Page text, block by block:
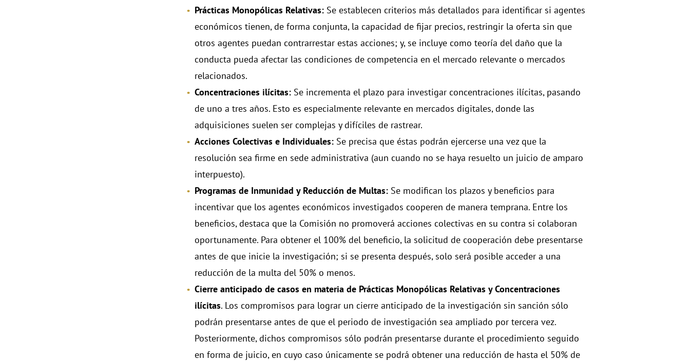
Prácticas Monopólicas Relativas:Se establecen criterios más detallados para identificar si agentes
económicos tienen, de forma conjunta, la capacidad de fijar precios, restringir la oferta sin que
otros agentes puedan contrarrestar estas acciones; y, se incluye como teoría del daño que la
conducta pueda afectar las condiciones de competencia en el mercado relevante o mercados
relacionados.
Concentraciones ilícitas: Se incrementa el plazo para investigar concentraciones ilícitas, pasando
de uno a tres años. Esto es especialmente relevante en mercados digitales, donde las
adquisiciones suelen ser complejas y difíciles de rastrear.
Acciones Colectivas e Individuales: Se precisa que éstas podrán ejercerse una vez que la
resolución sea firme en sede administrativa (aun cuando no se haya resuelto un juicio de amparo
interpuesto).
Programas de Inmunidad y Reducción de Multas: Se modifican los plazos y beneficios para
incentivar que los agentes económicos investigados cooperen de manera temprana. Entre los
beneficios, destaca que la Comisión no promoverá acciones colectivas en su contra si colaboran
oportunamente. Para obtener el 100% del beneficio, la solicitud de cooperación debe presentarse
antes de que inicie la investigación; si se presenta después, solo será posible acceder a una
reducción de la multa del 50% o menos.
Cierre anticipado de casos en materia de Prácticas Monopólicas Relativas y Concentraciones
ilícitas. Los compromisos para lograr un cierre anticipado de la investigación sin sanción sólo
podrán presentarse antes de que el periodo de investigación sea ampliado por tercera vez.
Posteriormente, dichos compromisos sólo podrán presentarse durante el procedimiento seguido
en forma de juicio, en cuyo caso únicamente se podrá obtener una reducción de hasta el 50% de